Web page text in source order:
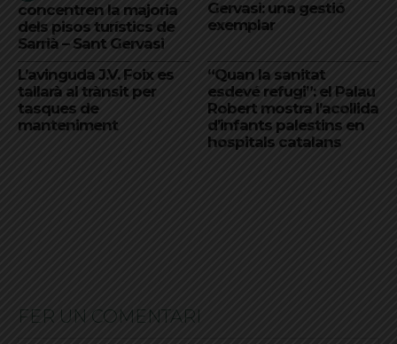
concentren la majoria
dels pisos turístics de
Sarrià – Sant Gervasi
Gervasi: una gestió
exemplar
L’avinguda J.V. Foix es
tallarà al trànsit per
tasques de
manteniment
“Quan la sanitat
esdevé refugi”: el Palau
Robert mostra l’acollida
d’infants palestins en
hospitals catalans
FER UN COMENTARI